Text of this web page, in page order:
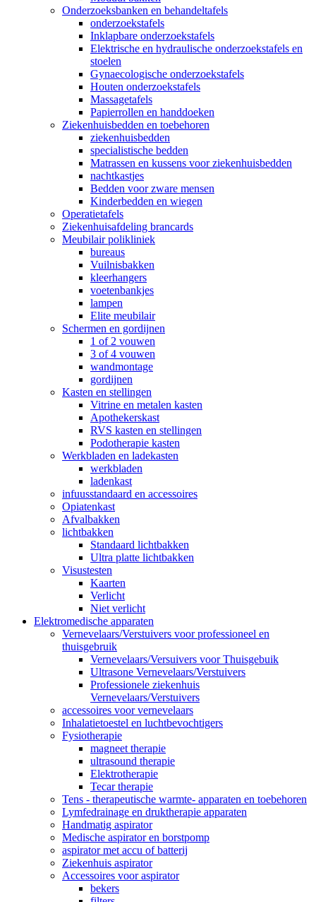
Onderzoeksbanken en behandeltafels
onderzoekstafels
Inklapbare onderzoekstafels
Elektrische en hydraulische onderzoekstafels en
stoelen
Gynaecologische onderzoekstafels
Houten onderzoekstafels
Massagetafels
Papierrollen en handdoeken
Ziekenhuisbedden en toebehoren
ziekenhuisbedden
specialistische bedden
Matrassen en kussens voor ziekenhuisbedden
nachtkastjes
Bedden voor zware mensen
Kinderbedden en wiegen
Operatietafels
Ziekenhuisafdeling brancards
Meubilair polikliniek
bureaus
Vuilnisbakken
kleerhangers
voetenbankjes
lampen
Elite meubilair
Schermen en gordijnen
1 of 2 vouwen
3 of 4 vouwen
wandmontage
gordijnen
Kasten en stellingen
Vitrine en metalen kasten
Apothekerskast
RVS kasten en stellingen
Podotherapie kasten
Werkbladen en ladekasten
werkbladen
ladenkast
infuusstandaard en accessoires
Opiatenkast
Afvalbakken
lichtbakken
Standaard lichtbakken
Ultra platte lichtbakken
Visustesten
Kaarten
Verlicht
Niet verlicht
Elektromedische apparaten
Vernevelaars/Verstuivers voor professioneel en
thuisgebruik
Vernevelaars/Versuivers voor Thuisgebuik
Ultrasone Vernevelaars/Verstuivers
Professionele ziekenhuis
Vernevelaars/Verstuivers
accessoires voor vernevelaars
Inhalatietoestel en luchtbevochtigers
Fysiotherapie
magneet therapie
ultrasound therapie
Elektrotherapie
Tecar therapie
Tens - therapeutische warmte- apparaten en toebehoren
Lymfedrainage en druktherapie apparaten
Handmatig aspirator
Medische aspirator en borstpomp
aspirator met accu of batterij
Ziekenhuis aspirator
Accessoires voor aspirator
bekers